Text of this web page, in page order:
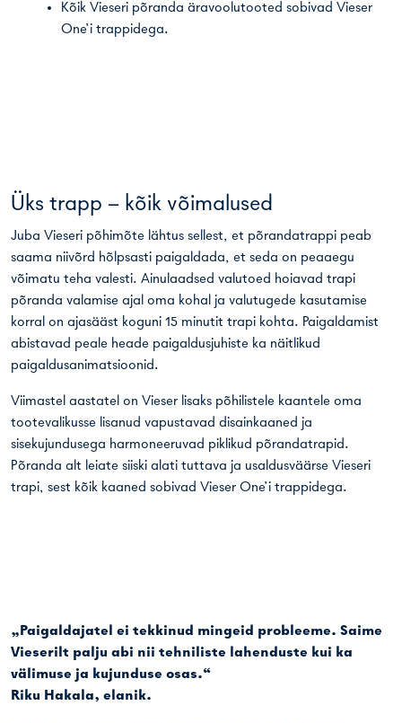
Kõik Vieseri põranda äravoolutooted sobivad Vieser
One’i trappidega.
Üks trapp – kõik võimalused
Juba Vieseri põhimõte lähtus sellest, et põrandatrappi peab
saama niivõrd hõlpsasti paigaldada, et seda on peaaegu
võimatu teha valesti. Ainulaadsed valutoed hoiavad trapi
põranda valamise ajal oma kohal ja valutugede kasutamise
korral on ajasääst koguni 15 minutit trapi kohta. Paigaldamist
abistavad peale heade paigaldusjuhiste ka näitlikud
paigaldusanimatsioonid.
Viimastel aastatel on Vieser lisaks põhilistele kaantele oma
tootevalikusse lisanud vapustavad disainkaaned ja
sisekujundusega harmoneeruvad piklikud põrandatrapid.
Põranda alt leiate siiski alati tuttava ja usaldusväärse Vieseri
trapi, sest kõik kaaned sobivad Vieser One’i trappidega.
„Paigaldajatel ei tekkinud mingeid probleeme. Saime
Vieserilt palju abi nii tehniliste lahenduste kui ka
välimuse ja kujunduse osas.“
Riku Hakala, elanik.